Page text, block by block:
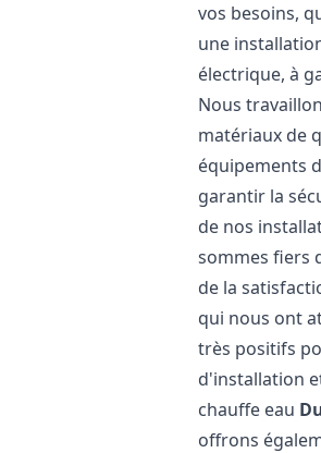
vos besoins,
une
électrique, à
Nous
matériaux de
équipements
garantir la
de nos
sommes fiers
de la
qui nous ont
très positifs
d'installation
chauffe eau
offrons